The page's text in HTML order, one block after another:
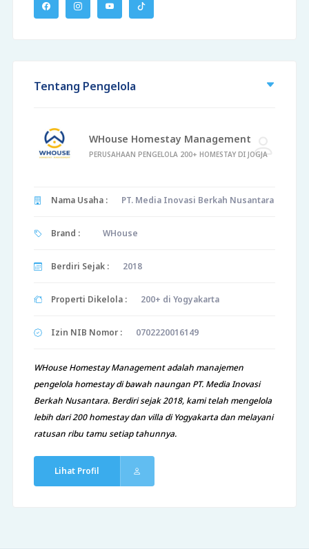
Tentang Pengelola
WHouse Homestay Management
PERUSAHAAN PENGELOLA 200+ HOMESTAY DI JOGJA
Nama Usaha : PT. Media Inovasi Berkah Nusantara
Brand : WHouse
Berdiri Sejak : 2018
Properti Dikelola : 200+ di Yogyakarta
Izin NIB Nomor : 0702220016149
WHouse Homestay Management adalah manajemen
pengelola homestay di bawah naungan PT. Media Inovasi
Berkah Nusantara. Berdiri sejak 2018, kami telah mengelola
lebih dari 200 homestay dan villa di Yogyakarta dan melayani
ratusan ribu tamu setiap tahunnya.
Lihat Profil